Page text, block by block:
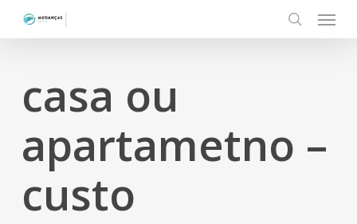
search
Menu
casa ou
apartametno –
custo